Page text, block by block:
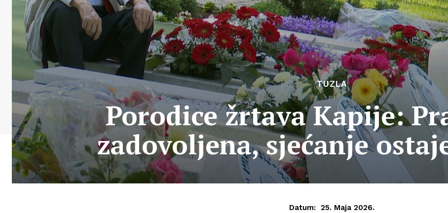
TUZLA
Porodice žrtava Kapije:
zadovoljena, sjećanje
Datum: 25. Maja 2026.